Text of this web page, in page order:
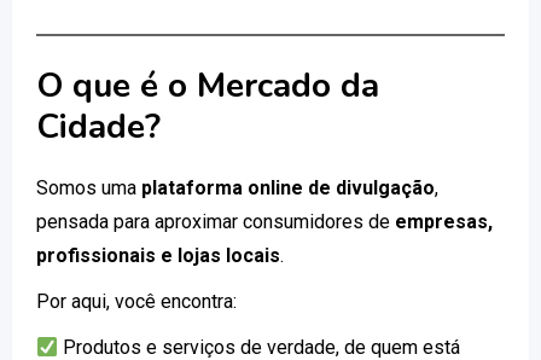
O que é o Mercado da
Cidade?
Somos uma plataforma online de divulgação,
pensada para aproximar consumidores de empresas,
profissionais e lojas locais.
Por aqui, você encontra:
Produtos e serviços de verdade, de quem está